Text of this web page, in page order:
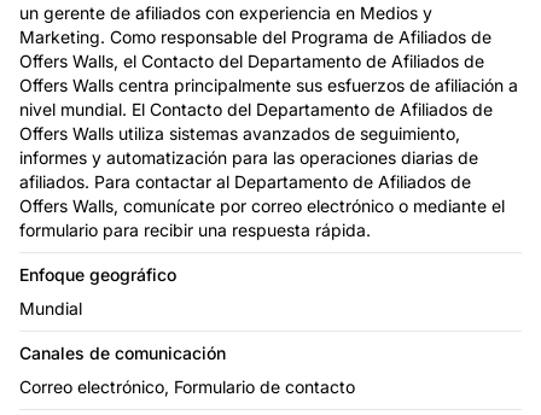
un gerente de afiliados con experiencia en Medios y
Marketing. Como responsable del Programa de Afiliados de
Offers Walls, el Contacto del Departamento de Afiliados de
Offers Walls centra principalmente sus esfuerzos de afiliación a
nivel mundial. El Contacto del Departamento de Afiliados de
Offers Walls utiliza sistemas avanzados de seguimiento,
informes y automatización para las operaciones diarias de
afiliados. Para contactar al Departamento de Afiliados de
Offers Walls, comunícate por correo electrónico o mediante el
formulario para recibir una respuesta rápida.
Enfoque geográfico
Mundial
Canales de comunicación
Correo electrónico, Formulario de contacto